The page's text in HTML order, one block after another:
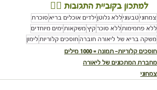
למתכון בקוביית התגובות 👇🏽
צמחוני טבעוניללא גלוטן ילדים אוכלים בריא סוכרת
ללא פחמימותללא סוכר קיץ משקאות ימים מיוחדים
משקה בריא של ליאורה חוברה חוסכים קלוריות לימון
חוסכים קלוריות- תמונה = 1000 מילים
מחברת המתכונים של ליאורה
צמחוני